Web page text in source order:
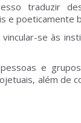
traduzir
e poeticamente
se às
e
além de